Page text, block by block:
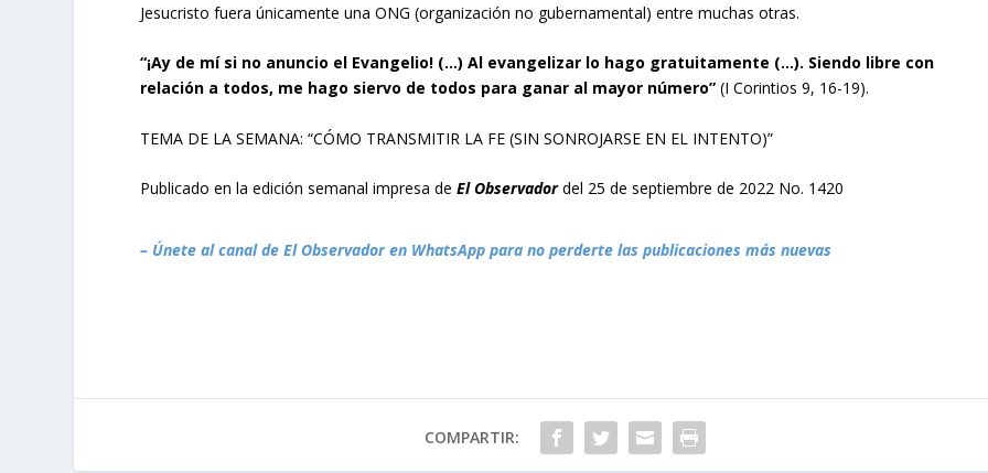
Jesucristo fuera únicamente una ONG (organización no gubernamental) entre muchas otras.
“¡Ay de mí si no anuncio el Evangelio! (…) Al evangelizar lo hago gratuitamente (…). Siendo libre con
relación a todos, me hago siervo de todos para ganar al mayor número”(I Corintios 9, 16-19).
TEMA DE LA SEMANA: “CÓMO TRANSMITIR LA FE (SIN SONROJARSE EN EL INTENTO)”
Publicado en la edición semanal impresa deEl Observadordel 25 de septiembre de 2022 No. 1420
– Únete al canal de El Observador en WhatsApp para no perderte las publicaciones más nuevas
COMPARTIR: